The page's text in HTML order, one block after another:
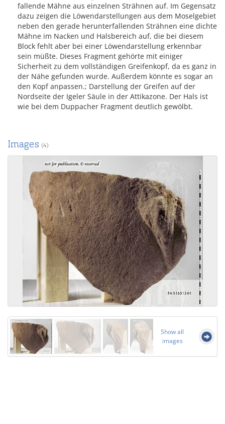
fallende Mähne aus einzelnen Strähnen auf. Im Gegensatz
dazu zeigen die Löwendarstellungen aus dem Moselgebiet
neben den gerade herunterfallenden Strähnen eine dichte
Mähne im Nacken und Halsbereich auf, die bei diesem
Block fehlt aber bei einer Löwendarstellung erkennbar
sein müßte. Dieses Fragment gehörte mit einiger
Sicherheit zu dem vollständigen Greifenkopf, da es ganz in
der Nähe gefunden wurde. Außerdem könnte es sogar an
den Kopf anpassen.; Darstellung der Greifen auf der
Nordseite der Igeler Säule in der Attikazone. Der Hals ist
wie bei dem Duppacher Fragment deutlich gewölbt.
Images (4)
Show all
images